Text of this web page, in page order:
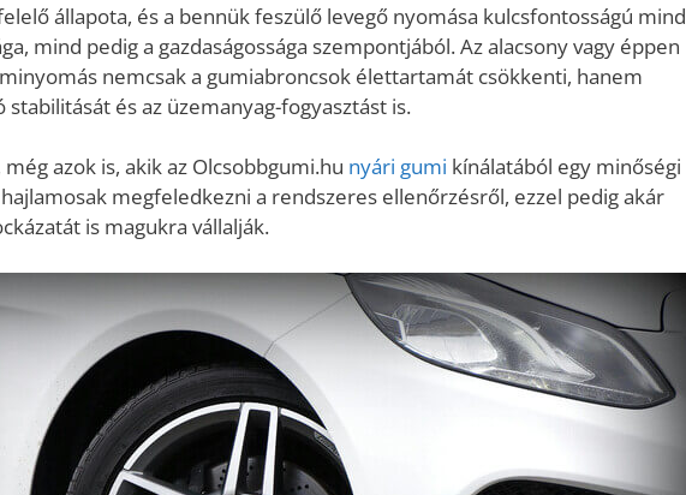
állapota, és a bennük feszülő levegő nyomása kulcsfontosságú mind
mind pedig a gazdaságossága szempontjából. Az alacsony vagy éppen
nemcsak a gumiabroncsok élettartamát csökkenti, hanem
stabilitását és az üzemanyag-fogyasztást is.
azok is, akik az Olcsobbgumi.hu nyári gumi kínálatából egy minőségi
megfeledkezni a rendszeres ellenőrzésről, ezzel pedig akár
is magukra vállalják.